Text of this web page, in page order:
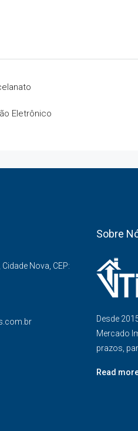
Eletrônico
Nova, CEP:
Sobre
Desde
Mercado
prazos,
Read